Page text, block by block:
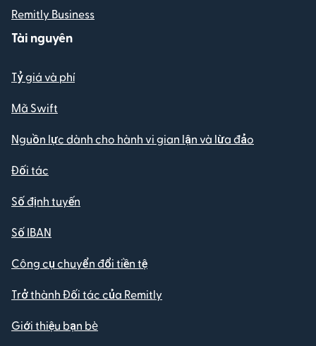
Remitly Business
Tài nguyên
Tỷ giá và phí
Mã Swift
Nguồn lực dành cho hành vi gian lận và lừa đảo
Đối tác
Số định tuyến
Số IBAN
Công cụ chuyển đổi tiền tệ
Trở thành Đối tác của Remitly
Giới thiệu bạn bè